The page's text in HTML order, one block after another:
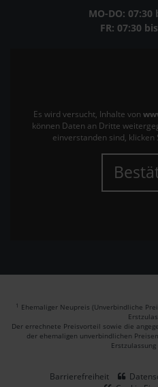
MO-DO: 07:30
FR: 07:30
Es wird versucht, Inhalte von
können Daten an Dritte
einverstanden sind,
1 Ehemaliger Neupreis (Unverbindliche
Der errechnete Preisvorteil sowie die
der ehemaligen unverbindlichen
Barrierefreiheit